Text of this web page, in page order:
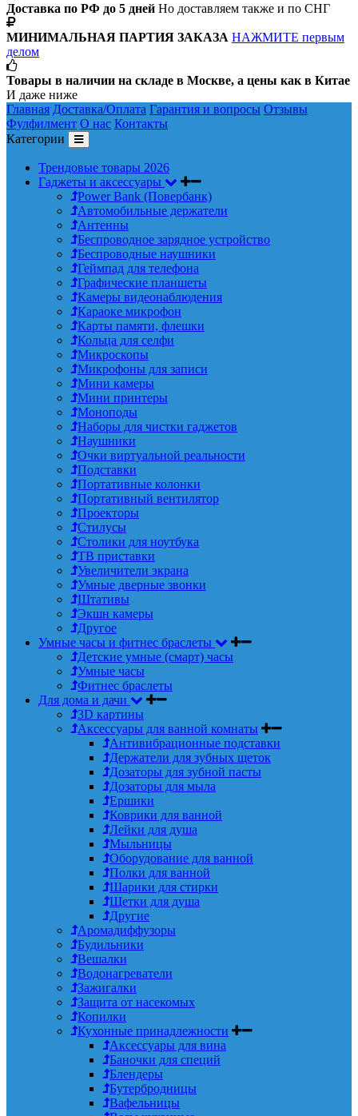
Доставка по РФ до 5 дней Но доставляем также и по СНГ
МИНИМАЛЬНАЯ ПАРТИЯ ЗАКАЗА НАЖМИТЕ первым
делом
Товары в наличии на складе в Москве, а цены как в Китае
И даже ниже
Главная Доставка/Оплата Гарантия и вопросы Отзывы
Фулфилмент О нас Контакты
Категории
Трендовые товары 2026
Гаджеты и аксессуары
Power Bank (Повербанк)
Автомобильные держатели
Антенны
Беспроводное зарядное устройство
Беспроводные наушники
Геймпад для телефона
Графические планшеты
Камеры видеонаблюдения
Караоке микрофон
Карты памяти, флешки
Кольца для селфи
Микроскопы
Микрофоны для записи
Мини камеры
Мини принтеры
Моноподы
Наборы для чистки гаджетов
Наушники
Очки виртуальной реальности
Подставки
Портативные колонки
Портативный вентилятор
Проекторы
Стилусы
Столики для ноутбука
ТВ приставки
Увеличители экрана
Умные дверные звонки
Штативы
Экшн камеры
Другое
Умные часы и фитнес браслеты
Детские умные (смарт) часы
Умные часы
Фитнес браслеты
Для дома и дачи
3D картины
Аксессуары для ванной комнаты
Антивибрационные подставки
Держатели для зубных щеток
Дозаторы для зубной пасты
Дозаторы для мыла
Ершики
Коврики для ванной
Лейки для душа
Мыльницы
Оборудование для ванной
Полки для ванной
Шарики для стирки
Щетки для душа
Другие
Аромадиффузоры
Будильники
Вешалки
Водонагреватели
Зажигалки
Защита от насекомых
Копилки
Кухонные принадлежности
Аксессуары для вина
Баночки для специй
Блендеры
Бутербродницы
Вафельницы